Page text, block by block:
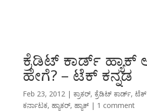
ಕ್ರೆಡಿಟ್ ಕಾರ್ಡ್ ಹ್ಯಾಕ್
ಹೇಗೆ? – ಟೆಕ್ ಕನ್ನಡ
Feb 23, 2012| ಕ್ರಾಕರ್, ಕ್ರೆಡಿಟ್ ಕಾರ್ಡ್, ಟೆಕ್
ಕರ್ನಾಟಕ, ಹ್ಯಾಕರ್, ಹ್ಯಾಕ್| 1 comment